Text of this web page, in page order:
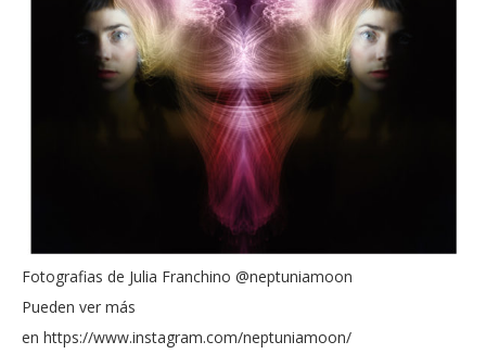
Fotografias de Julia Franchino @neptuniamoon
Pueden ver más
en https://www.instagram.com/neptuniamoon/